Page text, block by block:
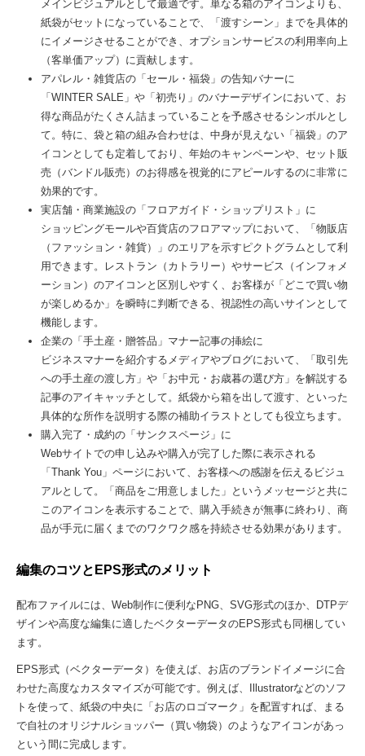
メインビジュアルとして最適です。単なる箱のアイコンよりも、
紙袋がセットになっていることで、「渡すシーン」までを具体的
にイメージさせることができ、オプションサービスの利用率向上
（客単価アップ）に貢献します。
アパレル・雑貨店の「セール・福袋」の告知バナーに
「WINTER SALE」や「初売り」のバナーデザインにおいて、お
得な商品がたくさん詰まっていることを予感させるシンボルとし
て。特に、袋と箱の組み合わせは、中身が見えない「福袋」のア
イコンとしても定着しており、年始のキャンペーンや、セット販
売（バンドル販売）のお得感を視覚的にアピールするのに非常に
効果的です。
実店舗・商業施設の「フロアガイド・ショップリスト」に
ショッピングモールや百貨店のフロアマップにおいて、「物販店
（ファッション・雑貨）」のエリアを示すピクトグラムとして利
用できます。レストラン（カトラリー）やサービス（インフォメ
ーション）のアイコンと区別しやすく、お客様が「どこで買い物
が楽しめるか」を瞬時に判断できる、視認性の高いサインとして
機能します。
企業の「手土産・贈答品」マナー記事の挿絵に
ビジネスマナーを紹介するメディアやブログにおいて、「取引先
への手土産の渡し方」や「お中元・お歳暮の選び方」を解説する
記事のアイキャッチとして。紙袋から箱を出して渡す、といった
具体的な所作を説明する際の補助イラストとしても役立ちます。
購入完了・成約の「サンクスページ」に
Webサイトでの申し込みや購入が完了した際に表示される
「Thank You」ページにおいて、お客様への感謝を伝えるビジュ
アルとして。「商品をご用意しました」というメッセージと共に
このアイコンを表示することで、購入手続きが無事に終わり、商
品が手元に届くまでのワクワク感を持続させる効果があります。
編集のコツとEPS形式のメリット
配布ファイルには、Web制作に便利なPNG、SVG形式のほか、DTPデ
ザインや高度な編集に適したベクターデータのEPS形式も同梱してい
ます。
EPS形式（ベクターデータ）を使えば、お店のブランドイメージに合
わせた高度なカスタマイズが可能です。例えば、Illustratorなどのソフ
トを使って、紙袋の中央に「お店のロゴマーク」を配置すれば、まる
で自社のオリジナルショッパー（買い物袋）のようなアイコンがあっ
という間に完成します。